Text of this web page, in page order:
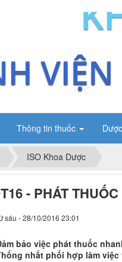
Thông tin thuốc
ISO Khoa Dược
- PHÁT
sáu - 28/10/2016 23:01
bảo việc phát thuốc
nhất phối hợp làm